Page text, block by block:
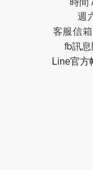
週
客服信箱
fb訊息
Line官方